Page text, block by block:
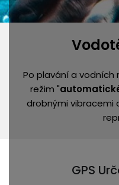
Po plavání a
režim "
drobnými vibracemi
GPS